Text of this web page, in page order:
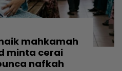
mahkamah
minta cerai
nafkah